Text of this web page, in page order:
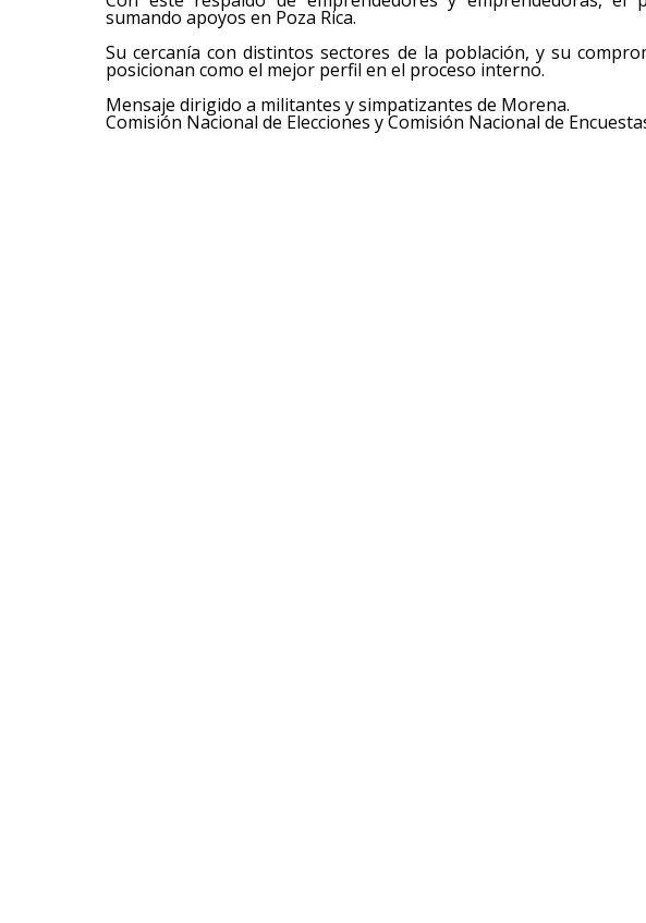
sumando apoyos en Poza Rica.
Su cercanía con distintos sectores de la población, y su
posicionan como el mejor perfil en el proceso interno.
Mensaje dirigido a militantes y simpatizantes de Morena.
Comisión Nacional de Elecciones y Comisión Nacional de